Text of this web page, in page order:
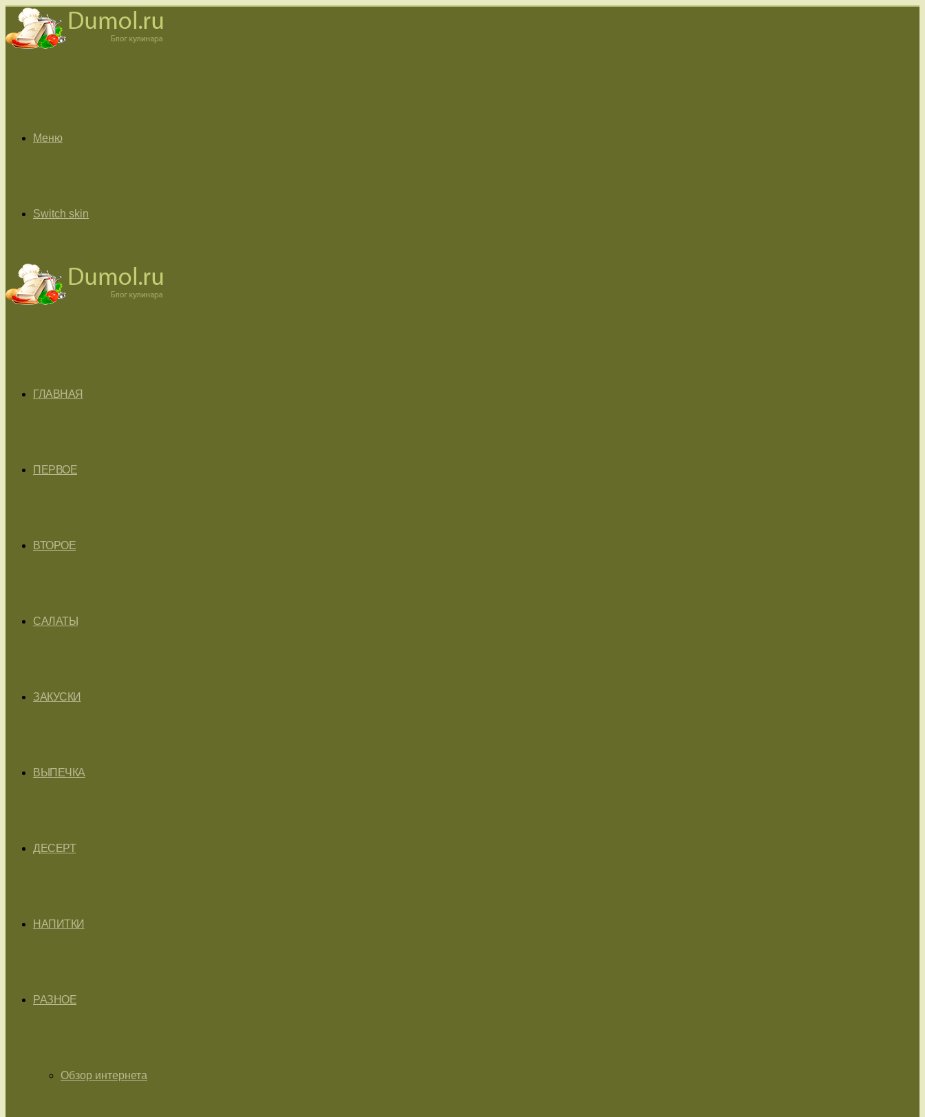
Меню
Switch skin
ГЛАВНАЯ
ПЕРВОЕ
ВТОРОЕ
САЛАТЫ
ЗАКУСКИ
ВЫПЕЧКА
ДЕСЕРТ
НАПИТКИ
РАЗНОЕ
Обзор интернета